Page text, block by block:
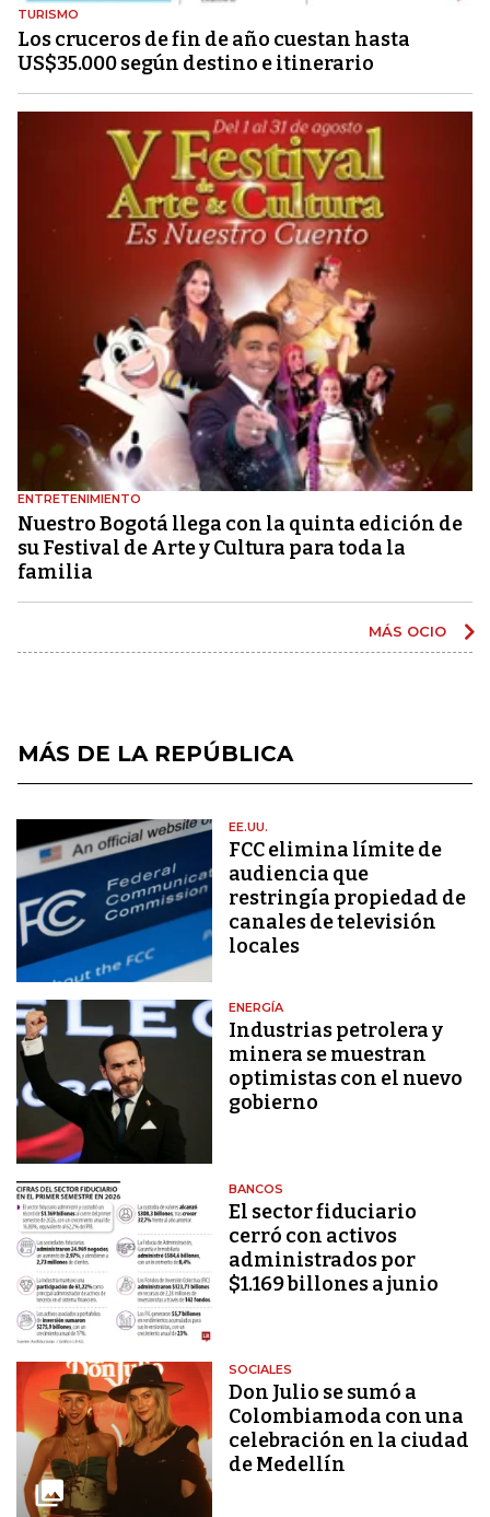
TURISMO
Los cruceros de fin de año cuestan hasta
US$35.000 según destino e itinerario
ENTRETENIMIENTO
Nuestro Bogotá llega con la quinta edición de
su Festival de Arte y Cultura para toda la
familia
MÁS OCIO
MÁS DE LA REPÚBLICA
EE.UU.
FCC elimina límite de
audiencia que
restringía propiedad de
canales de televisión
locales
ENERGÍA
Industrias petrolera y
minera se muestran
optimistas con el nuevo
gobierno
BANCOS
El sector fiduciario
cerró con activos
administrados por
$1.169 billones a junio
SOCIALES
Don Julio se sumó a
Colombiamoda con una
celebración en la ciudad
de Medellín